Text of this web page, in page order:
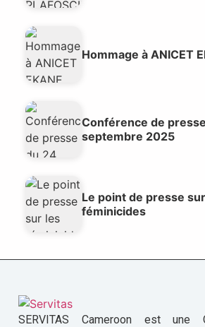
Hommage à ANICET
Conférence de
septembre 2025
Le point de presse
féminicides
SERVITAS Cameroon est une